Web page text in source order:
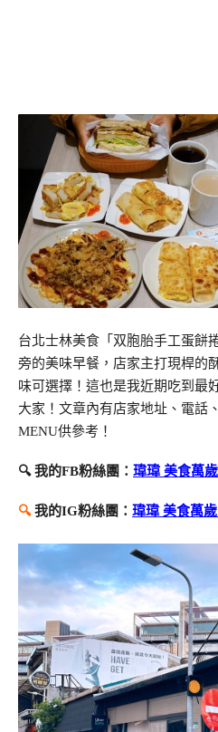
台北士林美食「双胞胎手工蛋餅
旁的美味早餐，店家主打現桿的
味可選擇！這也是我近期吃到最
大家！文章內有店家地址、電話
MENU供參考！
🔍 我的FB粉絲團： 瑋瑋 美食萬
🔍我的IG粉絲團： 瑋瑋 美食萬